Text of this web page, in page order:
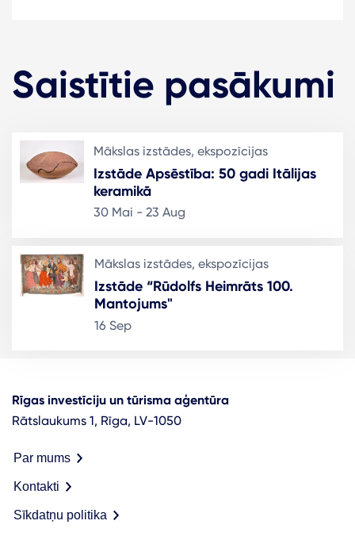
Saistītie pasākumi
Mākslas izstādes, ekspozīcijas
Izstāde Apsēstība: 50 gadi Itālijas
keramikā
30 Mai - 23 Aug
Mākslas izstādes, ekspozīcijas
Izstāde “Rūdolfs Heimrāts 100.
Mantojums"
16 Sep
Rīgas investīciju un tūrisma aģentūra
Rātslaukums 1, Rīga, LV-1050
Par mums
Kontakti
Sīkdatņu politika